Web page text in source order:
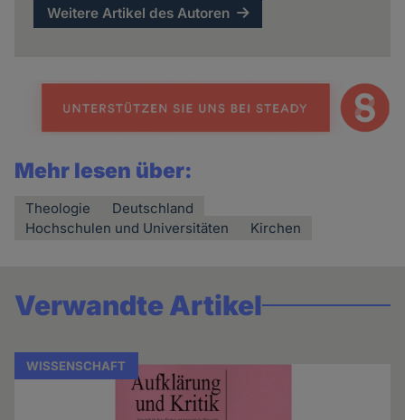
Weitere Artikel des Autoren
Mehr lesen über:
Theologie
Deutschland
Hochschulen und Universitäten
Kirchen
Verwandte Artikel
WISSENSCHAFT